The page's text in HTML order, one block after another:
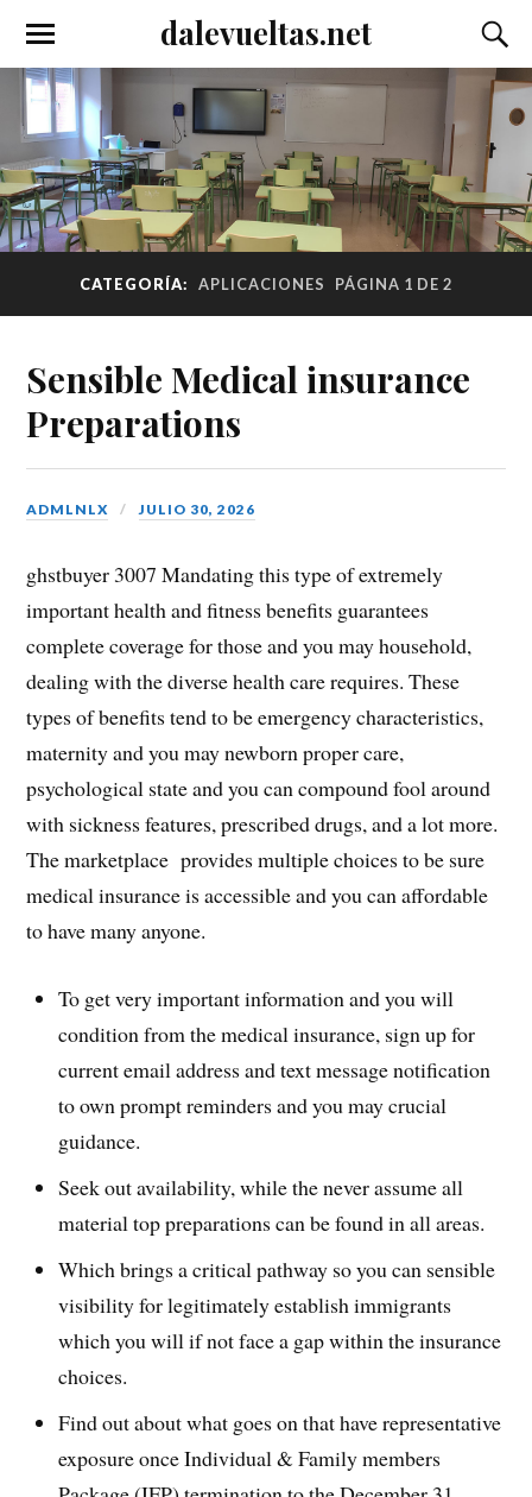
dalevueltas.net
CATEGORÍA: APLICACIONES PÁGINA 1 DE 2
Sensible Medical insurance
Preparations
ADMLNLX JULIO 30, 2026
ghstbuyer 3007 Mandating this type of extremely
important health and fitness benefits guarantees
complete coverage for those and you may household,
dealing with the diverse health care requires. These
types of benefits tend to be emergency characteristics,
maternity and you may newborn proper care,
psychological state and you can compound fool around
with sickness features, prescribed drugs, and a lot more.
The marketplace provides multiple choices to be sure
medical insurance is accessible and you can affordable
to have many anyone.
To get very important information and you will
condition from the medical insurance, sign up for
current email address and text message notification
to own prompt reminders and you may crucial
guidance.
Seek out availability, while the never assume all
material top preparations can be found in all areas.
Which brings a critical pathway so you can sensible
visibility for legitimately establish immigrants
which you will if not face a gap within the insurance
choices.
Find out about what goes on that have representative
exposure once Individual & Family members